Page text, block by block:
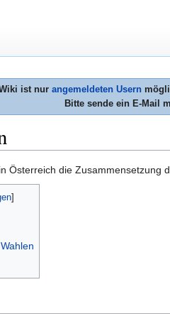
ist nur angemeldeten Usern
Bitte sende ein E-Mail
Österreich die Zusammensetzung